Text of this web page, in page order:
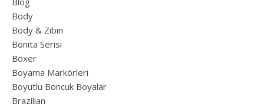
Body
Body & Zıbın
Bonita Serisi
Boxer
Boyama Markörleri
Boyutlu Boncuk Boyalar
Brazilian